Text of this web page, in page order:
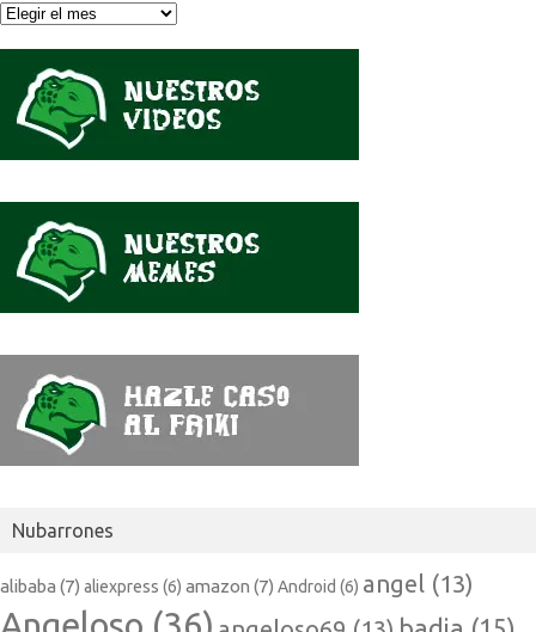
Lo
Nubarrones
alibaba (7) aliexpress (6) amazon (7) Android (6) angel (13)